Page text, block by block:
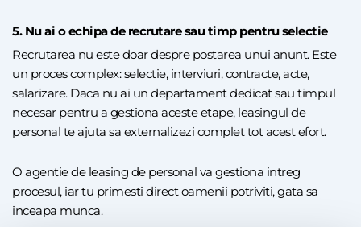
5. Nu ai o echipa de recrutare sau timp pentru selectie
Recrutarea nu este doar despre postarea unui anunt. Este
un proces complex: selectie, interviuri, contracte, acte,
salarizare. Daca nu ai un departament dedicat sau timpul
necesar pentru a gestiona aceste etape, leasingul de
personal te ajuta sa externalizezi complet tot acest efort.
O agentie de leasing de personal va gestiona intreg
procesul, iar tu primesti direct oamenii potriviti, gata sa
inceapa munca.